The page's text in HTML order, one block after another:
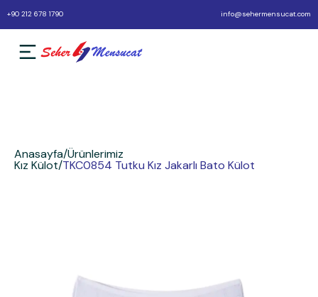
+90 212 678 1790 info@sehermensucat.com
Anasayfa/Ürünlerimiz
Kız Külot/TKC0854 Tutku Kız Jakarlı Bato Külot